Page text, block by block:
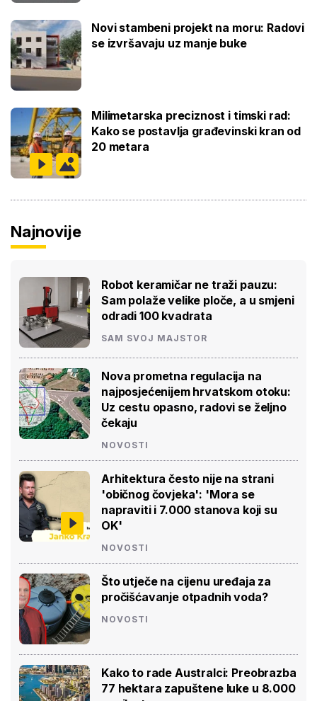
Novi stambeni projekt na moru: Radovi
se izvršavaju uz manje buke
Milimetarska preciznost i timski rad:
Kako se postavlja građevinski kran od
20 metara
Najnovije
Robot keramičar ne traži pauzu:
Sam polaže velike ploče, a u smjeni
odradi 100 kvadrata
SAM SVOJ MAJSTOR
Nova prometna regulacija na
najposjećenijem hrvatskom otoku:
Uz cestu opasno, radovi se željno
čekaju
NOVOSTI
Arhitektura često nije na strani
'običnog čovjeka': 'Mora se
napraviti i 7.000 stanova koji su
OK'
NOVOSTI
Što utječe na cijenu uređaja za
pročišćavanje otpadnih voda?
NOVOSTI
Kako to rade Australci: Preobrazba
77 hektara zapuštene luke u 8.000